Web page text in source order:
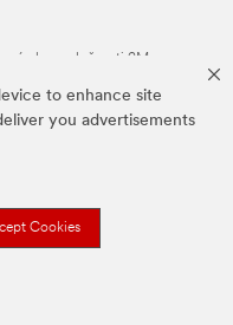
to enhance site
you advertisements
Cookies
známky spoločnosti 3M.